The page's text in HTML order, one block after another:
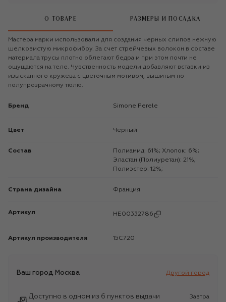
О ТОВАРЕ РАЗМЕРЫ И ПОСАДКА
Мастера марки использовали для создания черных слипов нежную
шелковистую микрофибру. За счет стрейчевых волокон в составе
материала трусы плотно облегают бедра и при этом почти не
ощущаются на теле. Чувственность модели добавляют вставки из
изысканного кружева с цветочным мотивом, вышитым по
полупрозрачному тюлю.
Бренд Simone Perele
Цвет Черный
Состав
Полиамид: 61%; Хлопок: 6%;
Эластан (Полиуретан): 21%;
Полиэстер: 12%;
Страна дизайна Франция
Артикул HE00332786
Артикул производителя 15C720
Ваш город Москва Другой город
Доступно в одном из 6 пунктов выдачи
Завтра